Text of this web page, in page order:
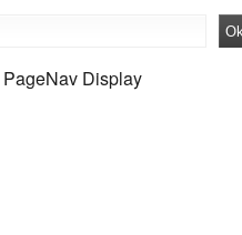
Display